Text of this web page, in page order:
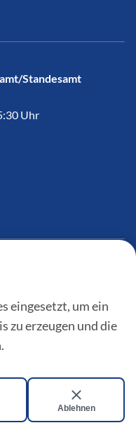
eingesetzt, um ein
zu erzeugen und die
Ablehnen
Standesamt
Uhr